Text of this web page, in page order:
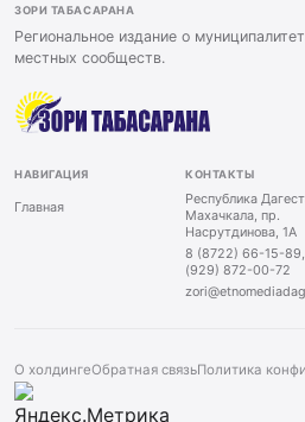
ЗОРИ ТАБАСАРАНА
Региональное издание о
местных сообществ.
НАВИГАЦИЯ
Главная
КОНТАКТЫ
Республика
Махачкала, пр.
Насрутдинова, 1А
8 (8722) 66-15-
(929) 872-00-72
О холдингеОбратная связьПолитика